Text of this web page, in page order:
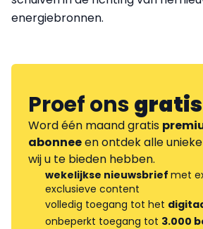
energiebronnen.
Proef onsgratis
Word één maand gratis
abonneeen ontdek alle
wij u te bieden hebben.
wekelijkse nieuwsbrief met
exclusieve content
volledig toegang tot het
onbeperkt toegang tot 3.000